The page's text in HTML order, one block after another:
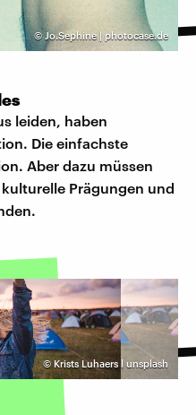
©Jo.Sephine | photocase.de
leiden, haben
Die einfachste
Aber dazu müssen
Prägungen und
© Krists Luhaers l unsplash